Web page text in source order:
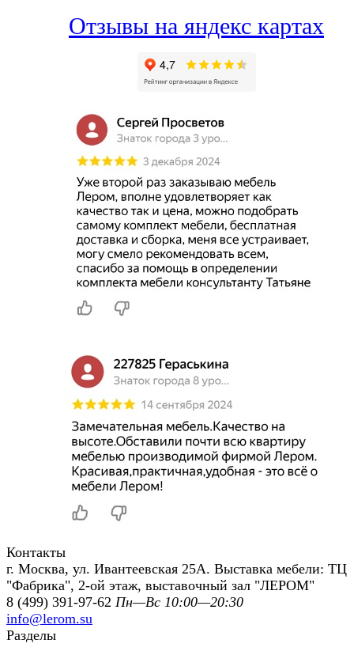
Отзывы на яндекс картах
Контакты
г. Москва, ул. Ивантеевская 25А. Выставка мебели: ТЦ
"Фабрика", 2-ой этаж, выставочный зал "ЛЕРОМ"
8 (499) 391-97-62 Пн—Вс 10:00—20:30
info@lerom.su
Разделы